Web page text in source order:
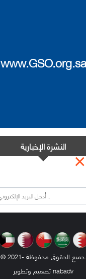
www.GSO.org.sa
النشرة الإخبارية
© 2021- جميع الحقوق محفوظة.
nabadv
×